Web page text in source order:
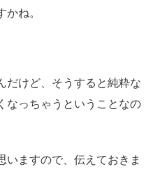
ね。
だけど、そうすると純粋な
なっちゃうということなの
いますので、伝えておきま